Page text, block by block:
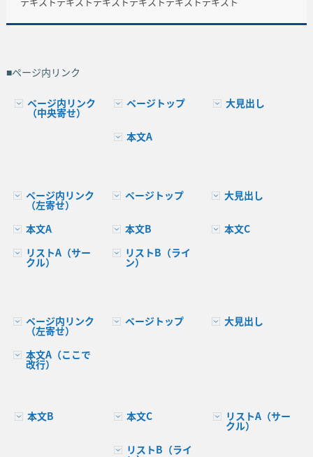
■ページ内リンク
ページ内リンク
（中央寄せ）
ページトップ 大見出し
本文A
ページ内リンク
（左寄せ）
ページトップ 大見出し
本文A 本文B
本文C
リストA（サー
クル）
リストB（ライ
ン）
ページ内リンク
（左寄せ）
ページトップ 大見出し
本文A（ここで
改行）
本文B 本文C リストA（サー
クル）
リストB（ライ